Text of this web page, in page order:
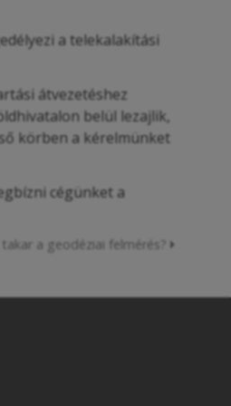
a telekalakítási
átvezetéshez
belül lezajlik,
körben a kérelmünket
cégünket a
a geodéziai felmérés?